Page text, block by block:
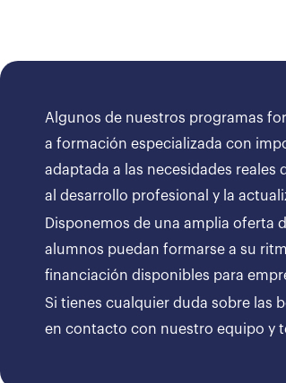
Algunos de nuestros programas
a formación especializada con
adaptada a las necesidades
al desarrollo profesional y la
Disponemos de una amplia oferta
alumnos puedan formarse a su
financiación disponibles para
Si tienes cualquier duda sobre las
en contacto con nuestro equipo y